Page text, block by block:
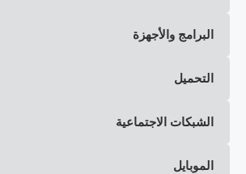
البرامج والأجهزة
التحميل
الشبكات الاجتماعية
الموبايل